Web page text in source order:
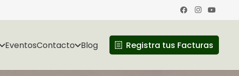
EventosContacto Blog Registra tus Facturas